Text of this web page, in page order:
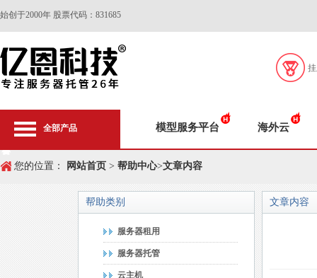
始创于2000年 股票代码：831685
全部产品 模型服务平台 海外云
您的位置： 网站首页 > 帮助中心>文章内容
帮助类别
服务器租用
服务器托管
云主机
文章内容